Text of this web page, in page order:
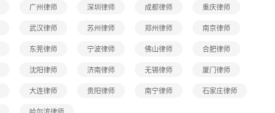
广州律师 深圳律师 成都律师 重庆律师
武汉律师 苏州律师 郑州律师 南京律师
东莞律师 宁波律师 佛山律师 合肥律师
沈阳律师 济南律师 无锡律师 厦门律师
大连律师 贵阳律师 南宁律师 石家庄律师
我在晋江有一个工地工伤，当事人53岁
[律师回复] 你好，因工受伤是可以认定工伤，索要赔偿的。但具体情况还是要根据你的伤势程度来判断。并且工伤案件的处理流程是第一步先进行工伤认定 第二步进行劳动能力鉴定 ，然后伤势现在怎样，因为工伤案件的赔偿很大一部分是和伤残等级所挂钩，所以建议你先把详细的医疗材料发给我看看，我们可以帮你计算出一整套详细的赔偿清单及金额，不管之后你是打算和老板协商处理，还是委托专业律师维护权益，都是用的着的。
福建泽良律…律师团队 5.0分
想了解，自己违规操作受伤是不是能享受
金？
2026-07-31 4.9w 浏览
到赔偿金?